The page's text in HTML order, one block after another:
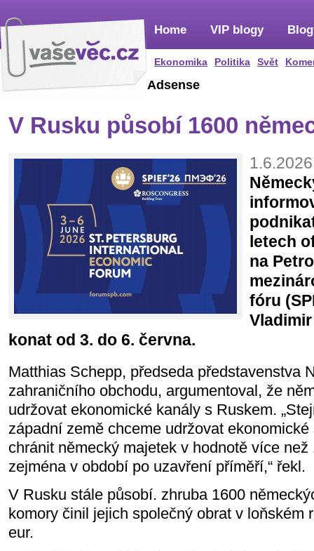
Home
Ekonomika Politika Svět
VIP blogy
Adsense
V Rusku působí 1600
letech
na
fóru
konat od 3. do 6. června.
Matthias Schepp, předseda představenstva
zahraničního obchodu, argumentoval, že
udržovat ekonomické kanály s Ruskem.
západní země chceme udržovat
chránit německý majetek v hodnotě více než
zejména v období po uzavření příměří,“ řekl.
V Rusku stále působí. zhruba 1600
komory činil jejich společný obrat v loňském
eur.